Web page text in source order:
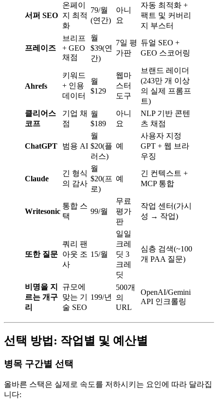
서퍼 SEO
온페이
지 최적
화
79/월
(연간)
아니
요
자동 최적화 +
팩트 및 커버리
지 부스터
프레이즈
브리프
+ GEO
채점
월
$39(연
간)
7일 평
가판
듀얼 SEO +
GEO 스코어링
Ahrefs
키워드
+ 인용
데이터
월
$129
웹마
스터
도구
브랜드 레이더
(243만 개 이상
의 실제 프롬프
트)
클리어스
코프
기업 채
점
월
$189
아니
요
NLP 기반 콘텐
츠 채점
ChatGPT 범용 AI
월
$20(플
러스)
예
사용자 지정
GPT + 웹 브라
우징
Claude
긴 형식
의 감사
월
$20(프
로)
예
긴 컨텍스트 +
MCP 통합
Writesonic
통합 스
택
99/월
무료
평가
판
작업 센터(가시
성 → 작업)
또한 질문
쿼리 팬
아웃 조
사
15/월
일일
크레
딧 3
크레
딧
심층 검색(~100
개 PAA 질문)
비명을 지
르는 개구
리
규모에
맞는 기
술 SEO
199/년
500개
의
URL
OpenAI/Gemini
API 인크롤링
선택 방법: 작업별 및 예산별
병목 구간별 선택
올바른 스택은 실제로 속도를 저하시키는 요인에 따라 달라집
니다: